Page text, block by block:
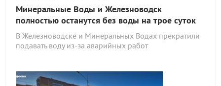
Минеральные Воды и Железноводск
полностью останутся без воды на трое суток
В Железноводске и Минеральных Водах прекратили
подавать воду из-за аварийных работ